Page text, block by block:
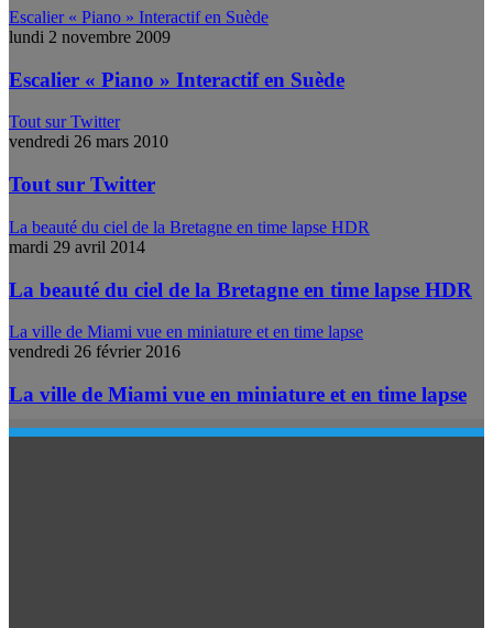
Escalier « Piano » Interactif en Suède
lundi 2 novembre 2009
Escalier « Piano » Interactif en Suède
Tout sur Twitter
vendredi 26 mars 2010
Tout sur Twitter
La beauté du ciel de la Bretagne en time lapse HDR
mardi 29 avril 2014
La beauté du ciel de la Bretagne en time lapse HDR
La ville de Miami vue en miniature et en time lapse
vendredi 26 février 2016
La ville de Miami vue en miniature et en time lapse